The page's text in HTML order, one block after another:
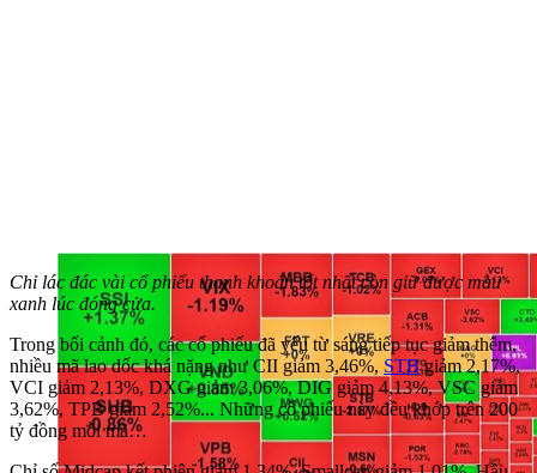
Chỉ lác đác vài cổ phiếu thanh khoản tốt nhất còn giữ được màu
xanh lúc đóng cửa.
Trong bối cảnh đó, các cổ phiếu đã yếu từ sáng tiếp tục giảm thêm,
nhiều mã lao dốc khá nặng như CII giảm 3,46%, STBgiảm 2,17%,
VCI giảm 2,13%, DXG giảm 3,06%, DIG giảm 4,13%, VSC giảm
3,62%, TPB giảm 2,52%... Những cổ phiếu này đều khớp trên 200
tỷ đồng mỗi mã…